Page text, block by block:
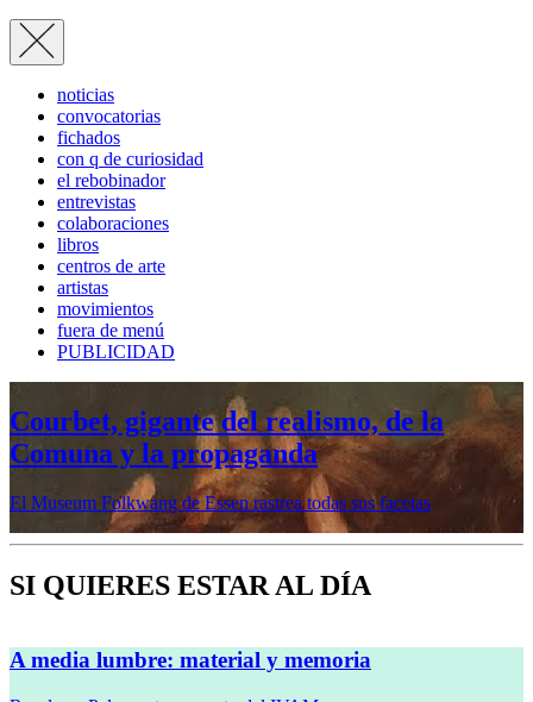
noticias
convocatorias
fichados
con q de curiosidad
el rebobinador
entrevistas
colaboraciones
libros
centros de arte
artistas
movimientos
fuera de menú
PUBLICIDAD
Mujeres prerrafaelitas, psiquiatría en la
vanguardia, Minor White o Dana
Lixenberg, en otoño en la Fundación
MAPFRE
Veremos cinco muestras en sus sedes de Madrid y Barcelona
SI QUIERES ESTAR AL DÍA